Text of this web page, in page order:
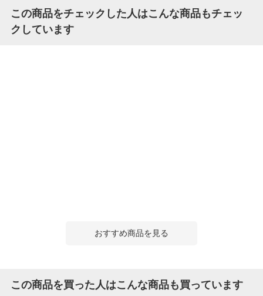
この商品をチェックした人はこんな商品もチェッ
クしています
おすすめ商品を見る
この商品を買った人はこんな商品も買っています